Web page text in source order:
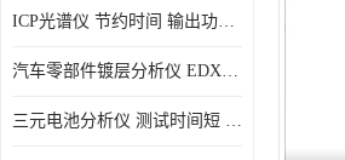
ICP光谱仪 节约时间 输出功率稳定
汽车零部件镀层分析仪 EDX600PLUS 自动谱线识别
三元电池分析仪 测试时间短 体积小 方便便携